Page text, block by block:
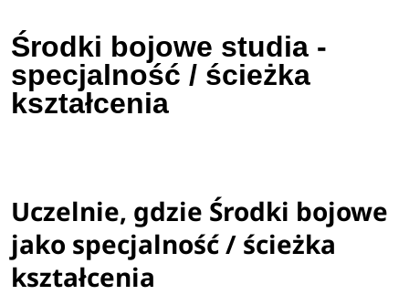
Środki bojowe studia -
specjalność / ścieżka
kształcenia
Uczelnie, gdzie Środki bojowe
jako specjalność / ścieżka
kształcenia